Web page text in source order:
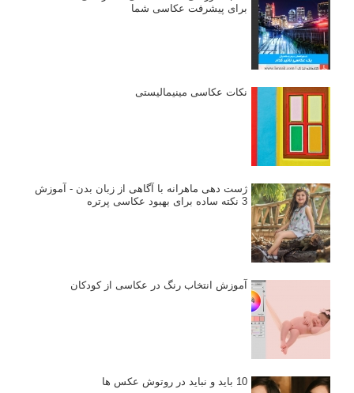
برای پیشرفت عکاسی شما
نکات عکاسی مینیمالیستی
ژست دهی ماهرانه با آگاهی از زبان بدن - آموزش
3 نکته ساده برای بهبود عکاسی پرتره
آموزش انتخاب رنگ در عکاسی از کودکان
10 باید و نباید در روتوش عکس ها